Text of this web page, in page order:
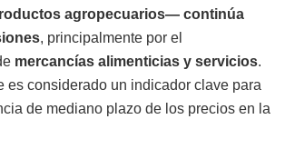
agropecuarios— continúa
, principalmente por el
mercancías alimenticias y servicios.
es considerado un indicador clave para
de mediano plazo de los precios en la